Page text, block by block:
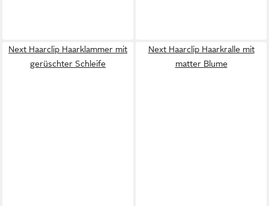
Next Haarclip Haarklammer mit
gerüschter Schleife
Next Haarclip Haarkralle mit
matter Blume